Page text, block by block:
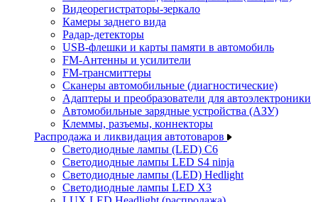
Видеорегистраторы-зеркало
Камеры заднего вида
Радар-детекторы
USB-флешки и карты памяти в автомобиль
FM-Антенны и усилители
FM-трансмиттеры
Сканеры автомобильные (диагностические)
Адаптеры и преобразователи для автоэлектроники
Автомобильные зарядные устройства (АЗУ)
Клеммы, разъемы, коннекторы
Распродажа и ликвидация автотоваров
Светодиодные лампы (LED) C6
Светодиодные лампы LED S4 ninja
Светодиодные лампы (LED) Hedlight
Светодиодные лампы LED X3